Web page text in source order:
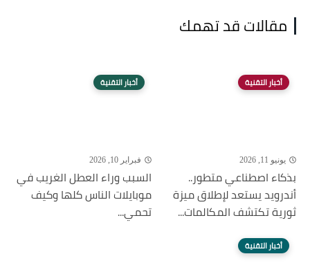
مقالات قد تهمك
أخبار التقنية
يونيو 11, 2026
بذكاء اصطناعي متطور..
أندرويد يستعد لإطلاق ميزة
ثورية تكتشف المكالمات...
أخبار التقنية
فبراير 10, 2026
السبب وراء العطل الغريب في
موبايلات الناس كلها وكيف
تحمي...
أخبار التقنية